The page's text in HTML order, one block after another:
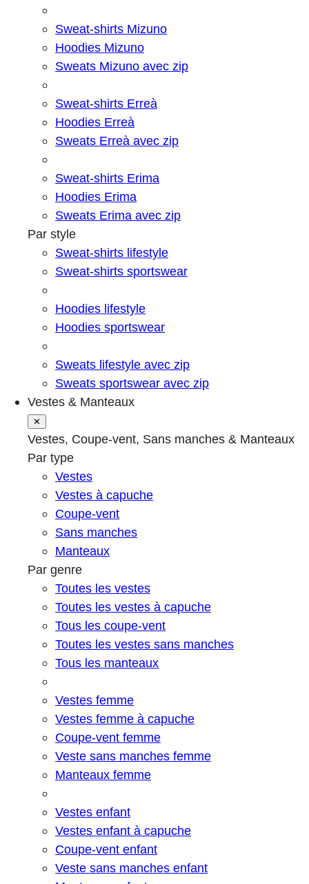
Sweat-shirts Mizuno
Hoodies Mizuno
Sweats Mizuno avec zip
Sweat-shirts Erreà
Hoodies Erreà
Sweats Erreà avec zip
Sweat-shirts Erima
Hoodies Erima
Sweats Erima avec zip
Par style
Sweat-shirts lifestyle
Sweat-shirts sportswear
Hoodies lifestyle
Hoodies sportswear
Sweats lifestyle avec zip
Sweats sportswear avec zip
Vestes & Manteaux
✕
Vestes, Coupe-vent, Sans manches & Manteaux
Par type
Vestes
Vestes à capuche
Coupe-vent
Sans manches
Manteaux
Par genre
Toutes les vestes
Toutes les vestes à capuche
Tous les coupe-vent
Toutes les vestes sans manches
Tous les manteaux
Vestes femme
Vestes femme à capuche
Coupe-vent femme
Veste sans manches femme
Manteaux femme
Vestes enfant
Vestes enfant à capuche
Coupe-vent enfant
Veste sans manches enfant